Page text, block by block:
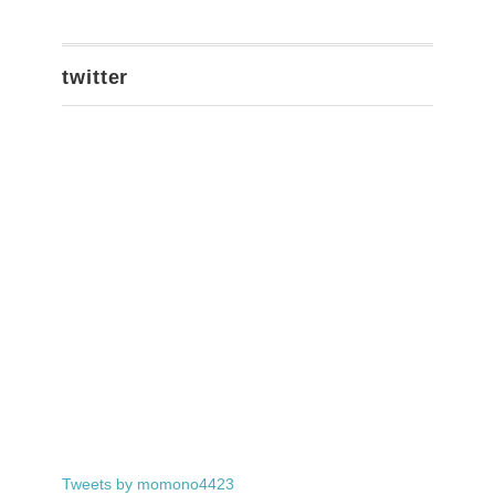
twitter
Tweets by momono4423